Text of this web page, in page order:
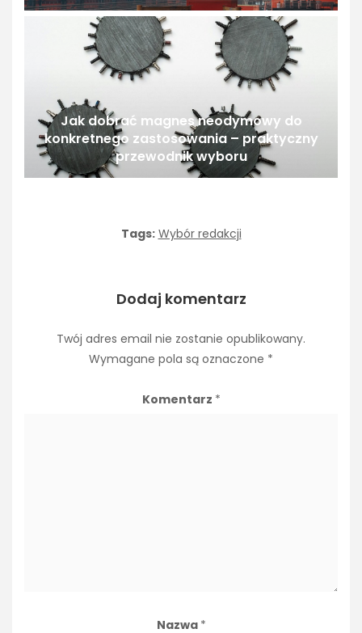
Jak dobrać magnes neodymowy do
konkretnego zastosowania – praktyczny
przewodnik wyboru
Tags: Wybór redakcji
Dodaj komentarz
Twój adres email nie zostanie opublikowany.
Wymagane pola są oznaczone *
Komentarz *
Nazwa *